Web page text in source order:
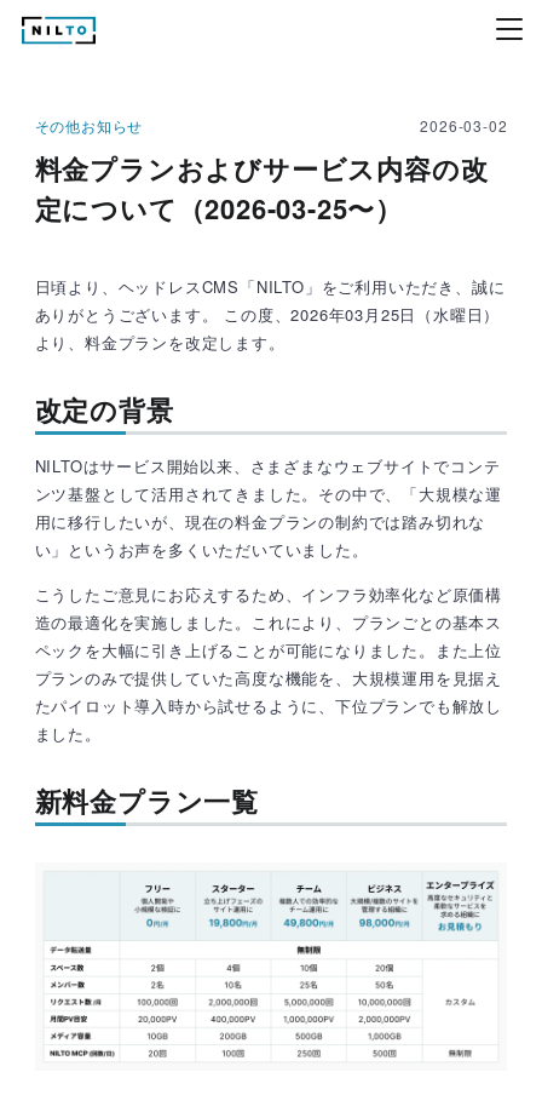
その他お知らせ 2026-03-02
料金プランおよびサービス内容の改
定について（2026-03-25〜）
日頃より、ヘッドレスCMS「NILTO」をご利用いただき、誠に
ありがとうございます。 この度、2026年03月25日（水曜日）
より、料金プランを改定します。
改定の背景
NILTOはサービス開始以来、さまざまなウェブサイトでコンテ
ンツ基盤として活用されてきました。その中で、「大規模な運
用に移行したいが、現在の料金プランの制約では踏み切れな
い」というお声を多くいただいていました。
こうしたご意見にお応えするため、インフラ効率化など原価構
造の最適化を実施しました。これにより、プランごとの基本ス
ペックを大幅に引き上げることが可能になりました。また上位
プランのみで提供していた高度な機能を、大規模運用を見据え
たパイロット導入時から試せるように、下位プランでも解放し
ました。
新料金プラン一覧